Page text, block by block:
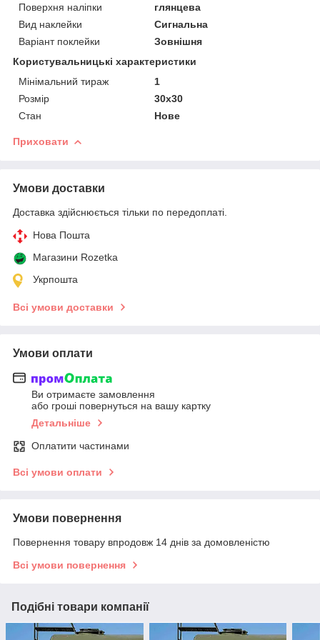
Поверхня наліпки
глянцева
Вид наклейки
Сигнальна
Варіант поклейки
Зовнішня
Користувальницькі характеристики
Мінімальний тираж
1
Розмір
30х30
Стан
Нове
Приховати
Умови доставки
Доставка здійснюється тільки по передоплаті.
Нова Пошта
Магазини Rozetka
Укрпошта
Всі умови доставки
Умови оплати
Ви отримаєте замовлення
або гроші повернуться на вашу картку
Детальніше
Оплатити частинами
Всі умови оплати
Умови повернення
Повернення товару впродовж 14 днів за домовленістю
Всі умови повернення
Подібні товари компанії